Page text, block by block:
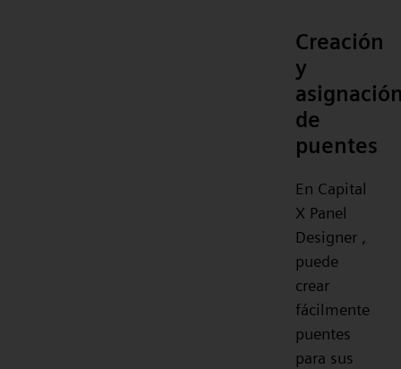
Creación
y
de
puentes
En Capital
X Panel
Designer ,
puede
crear
fácilmente
puentes
para sus